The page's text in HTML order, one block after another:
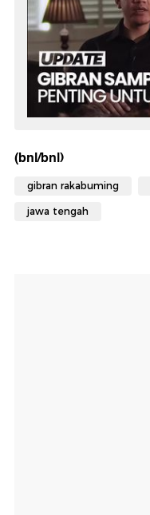
(bnl/bnl)
gibran rakabuming
jawa tengah